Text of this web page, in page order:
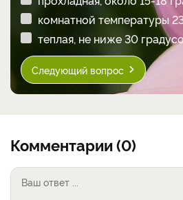
комнатной температуры
теплая, не ниже 30
Следующий вопрос
Комментарии (0)